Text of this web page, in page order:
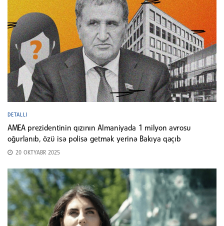
DETALLI
AMEA prezidentinin qızının Almaniyada 1 milyon avrosu
oğurlanıb, özü isə polisə getmək yerinə Bakıya qaçıb
20 OKTYABR 2025